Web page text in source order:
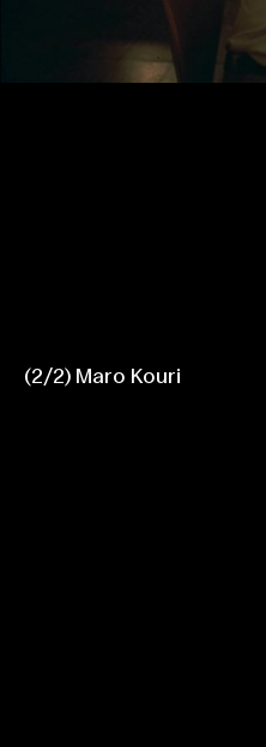
1 2 Maria Birulés
(2/2) Maro Kouri